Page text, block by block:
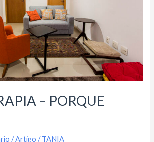
– PORQUE
/Artigo /TANIA